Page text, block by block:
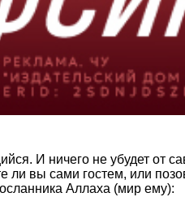
И ничего не убудет от
ли вы сами гостем, или
Аллаха (мир ему):